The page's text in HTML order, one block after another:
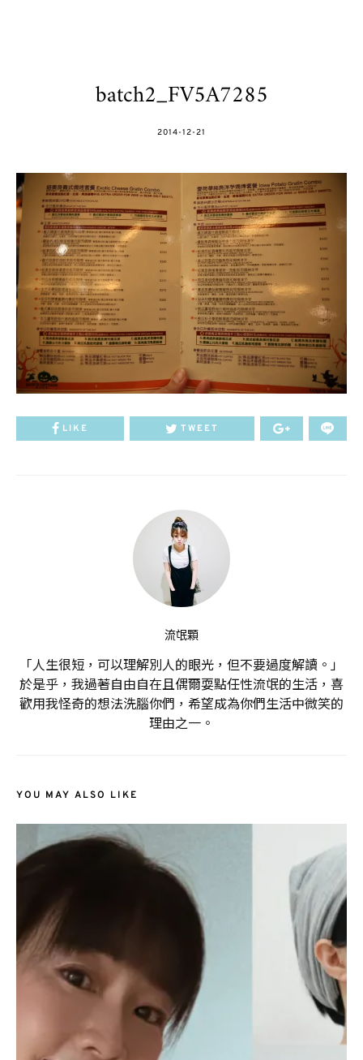
batch2_FV5A7285
POSTED
2014-12-21
LIKE TWEET
流氓顆
「人生很短，可以理解別人的眼光，但不要過度解讀。」
於是乎，我過著自由自在且偶爾耍點任性流氓的生活，喜
歡用我怪奇的想法洗腦你們，希望成為你們生活中微笑的
理由之一。
YOU MAY ALSO LIKE